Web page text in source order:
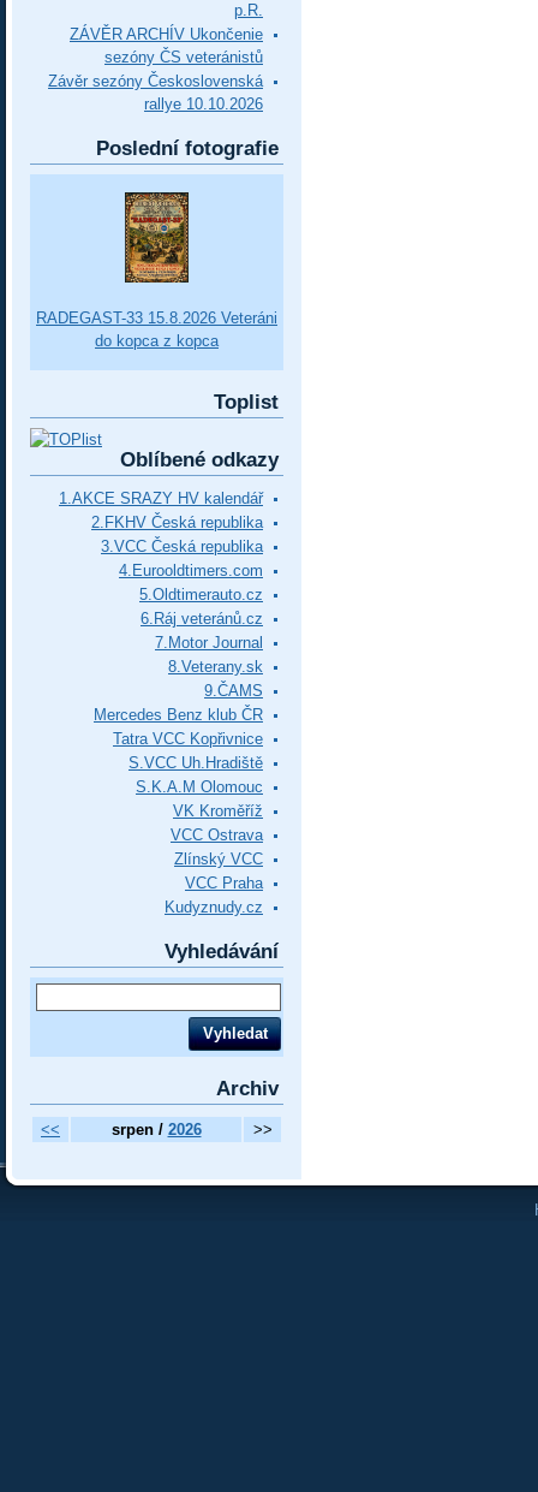
p.R.
ZÁVĚR ARCHÍV Ukončenie
sezóny ČS veteránistů
Závěr sezóny Československá
rallye 10.10.2026
Poslední fotografie
RADEGAST-33 15.8.2026 Veteráni
do kopca z kopca
Toplist
Oblíbené odkazy
1.AKCE SRAZY HV kalendář
2.FKHV Česká republika
3.VCC Česká republika
4.Eurooldtimers.com
5.Oldtimerauto.cz
6.Ráj veteránů.cz
7.Motor Journal
8.Veterany.sk
9.ČAMS
Mercedes Benz klub ČR
Tatra VCC Kopřivnice
S.VCC Uh.Hradiště
S.K.A.M Olomouc
VK Kroměříž
VCC Ostrava
Zlínský VCC
VCC Praha
Kudyznudy.cz
Vyhledávání
Archiv
<< srpen / 2026 >>